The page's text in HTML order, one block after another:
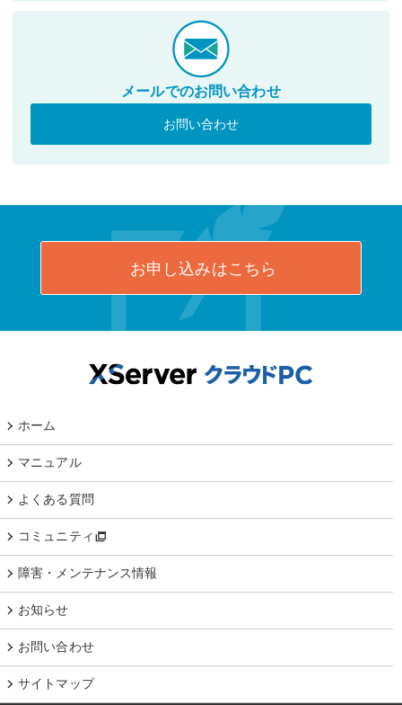
メールでのお問い合わせ
お問い合わせ
お申し込みはこちら
ホーム
マニュアル
よくある質問
コミュニティ
障害・メンテナンス情報
お知らせ
お問い合わせ
サイトマップ